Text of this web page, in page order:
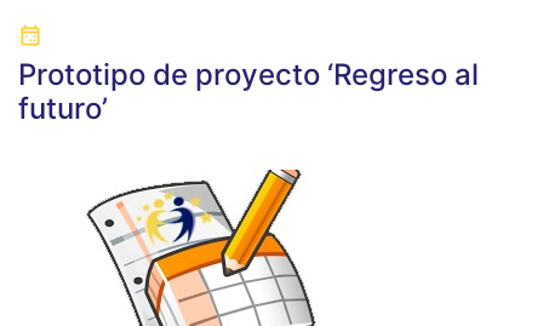
Prototipo de proyecto ‘Regreso al
futuro’